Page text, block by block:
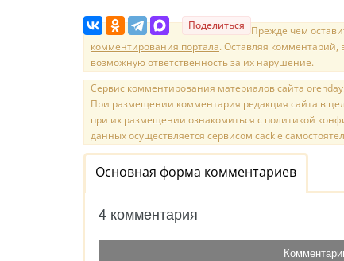
Поделиться Прежде чем
комментирования портала. Оставляя комментарий,
возможную ответственность за их нарушение.
Сервис комментирования материалов сайта
При размещении комментария редакция сайта в
при их размещении ознакомиться с политикой
данных осуществляется сервисом cackle
Основная форма комментариев
4 комментария